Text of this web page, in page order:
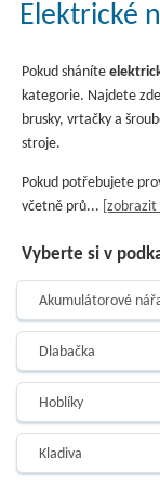
Elektrické
Pokud sháníte
kategorie. Najdete
brusky, vrtačky a
stroje.
Pokud potřebujete
včetně prů... [zobrazit
Vyberte si v
Akumulátorové
Dlabačka
Hoblíky
Kladiva